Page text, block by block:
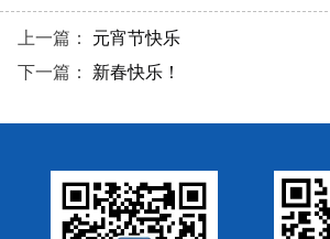
上一篇： 元宵节快乐
下一篇： 新春快乐！